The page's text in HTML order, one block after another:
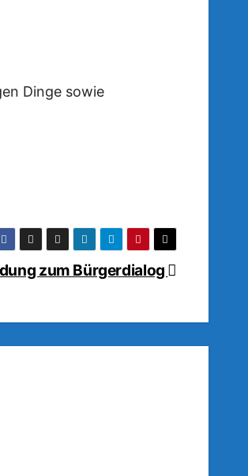
Dinge sowie
zum Bürgerdialog